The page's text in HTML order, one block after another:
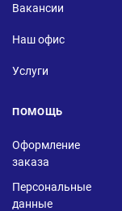
Вакансии
Наш офис
Услуги
ПОМОЩЬ
Оформление
заказа
Персональные
данные